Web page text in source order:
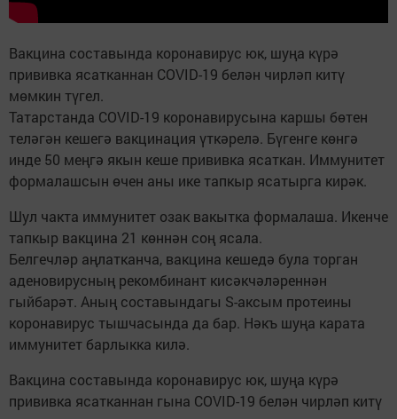
Вакцина составында коронавирус юк, шуңа күрә
прививка ясатканнан COVID-19 белән чирләп китү
мөмкин түгел.
Татарстанда COVID-19 коронавирусына каршы бөтен
теләгән кешегә вакцинация үткәрелә. Бүгенге көнгә
инде 50 меңгә якын кеше прививка ясаткан. Иммунитет
формалашсын өчен аны ике тапкыр ясатырга кирәк.
Шул чакта иммунитет озак вакытка формалаша. Икенче
тапкыр вакцина 21 көннән соң ясала.
Белгечләр аңлатканча, вакцина кешедә була торган
аденовирусның рекомбинант кисәкчәләреннән
гыйбарәт. Аның составындагы S-аксым протеины
коронавирус тышчасында да бар. Нәкъ шуңа карата
иммунитет барлыкка килә.
Вакцина составында коронавирус юк, шуңа күрә
прививка ясатканнан гына COVID-19 белән чирләп китү